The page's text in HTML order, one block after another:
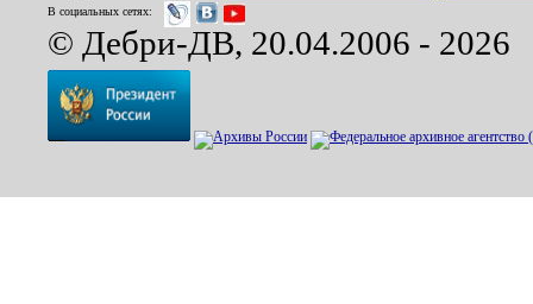
В социальных сетях:
© Дебри-ДВ, 20.04.2006 - 2026